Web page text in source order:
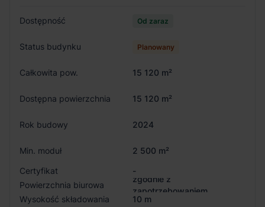
Dostępność Od zaraz
Status budynku Planowany
Całkowita pow. 15 120 m²
Dostępna powierzchnia 15 120 m²
Rok budowy 2024
Min. moduł
2 500 m²
Certyfikat
-
Powierzchnia biurowa
zgodnie z
zapotrzebowaniem
Wysokość składowania
10 m